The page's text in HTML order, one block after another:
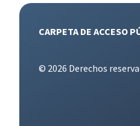
CARPETA DE ACCESO
© 2026 Derechos